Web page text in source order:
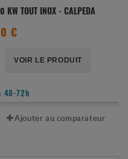
KW TOUT INOX - CALPEDA
€
VOIR LE PRODUIT
48-72h
Ajouter au comparateur